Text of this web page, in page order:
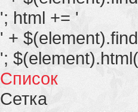
'; html += '
' +
';
Список
Сетка